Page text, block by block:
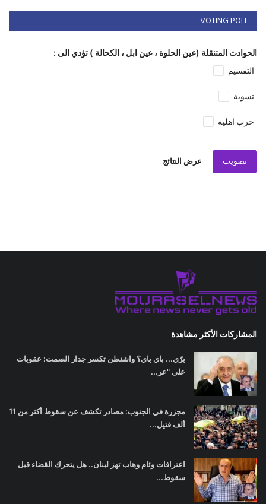
VOTING POLL
الحوادث المتنقلة (عين الحلوة ، عين ابل ، الكحالة ) تؤدي الى :
التقسيم
تسوية
حرب اهلية
تصويت عرض النتائج
المشاركات الأكثر مشاهدة
برّي... باي باي؟ واشنطن تكسر جدار الصمت: عقوبات
على "عر...
مجزرة في الجنوب: مصادر تكشف عن سقوط أكثر من 11
ألف قتيل...
اعترافات وئام وهاب تهز لبنان.. هل يتحرك القضاء قبل
سقوط...